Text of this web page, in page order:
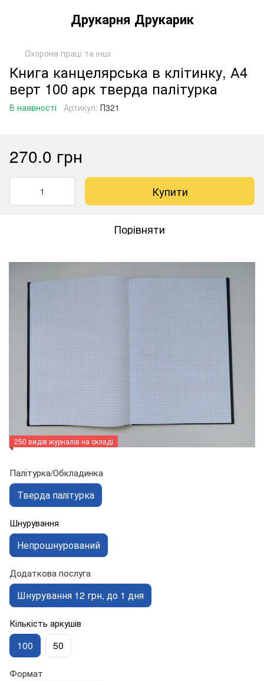
Друкарня Друкарик
Охорона праці та інші
Книга канцелярська в клітинку, А4
верт 100 арк тверда палітурка
В наявності Артикул: П321
270.0 грн
Купити
Порівняти
250 видів журналів на складі
Палітурка/Обкладинка
Тверда палітурка
Шнурування
Непрошнурований
Додаткова послуга
Шнурування 12 грн, до 1 дня
Кількість аркушів
100 50
Формат